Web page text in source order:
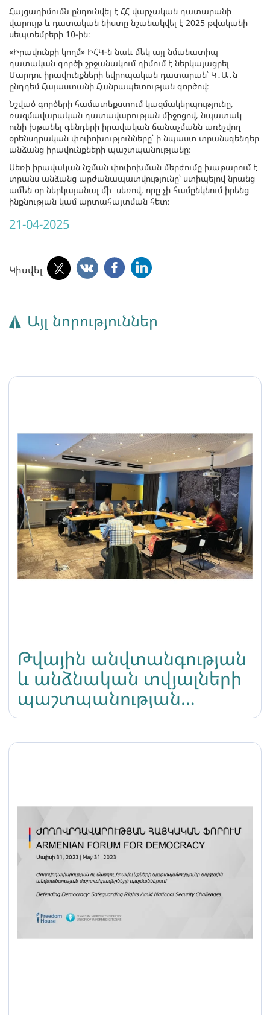
Հայցադիմումն ընդունվել է ՀՀ վարչական դատարանի
վարույթ և դատական նիստը նշանակվել է 2025 թվականի
սեպտեմբերի 10-ին։
«Իրավունքի կողմ» ԻՀԿ-ն նաև մեկ այլ նմանատիպ
դատական գործի շրջանակում դիմում է ներկայացրել
Մարդու իրավունքների եվրոպական դատարան՝ Կ․Ա․ն
ընդդեմ Հայաստանի Հանրապետության գործով։
Նշված գործերի համատեքստում կազմակերպությունը,
ռազմավարական դատավարության միջոցով, նպատակ
ունի խթանել գենդերի իրավական ճանաչմանն առնչվող
օրենսդրական փոփոխությունները՝ ի նպաստ տրանսգենդեր
անձանց իրավունքների պաշտպանությանը։
Սեռի իրավական նշման փոփոխման մերժումը խաթարում է
տրանս անձանց արժանապատվությունը՝ ստիպելով նրանց
ամեն օր ներկայանալ մի սեռով, որը չի համընկնում իրենց
ինքնության կամ արտահայտման հետ։
21-04-2025
Կիսվել
Այլ նորություններ
Թվային անվտանգության
և անձնական տվյալների
պաշտպանության
դասընթաց-
վերապատրաստում թիմի